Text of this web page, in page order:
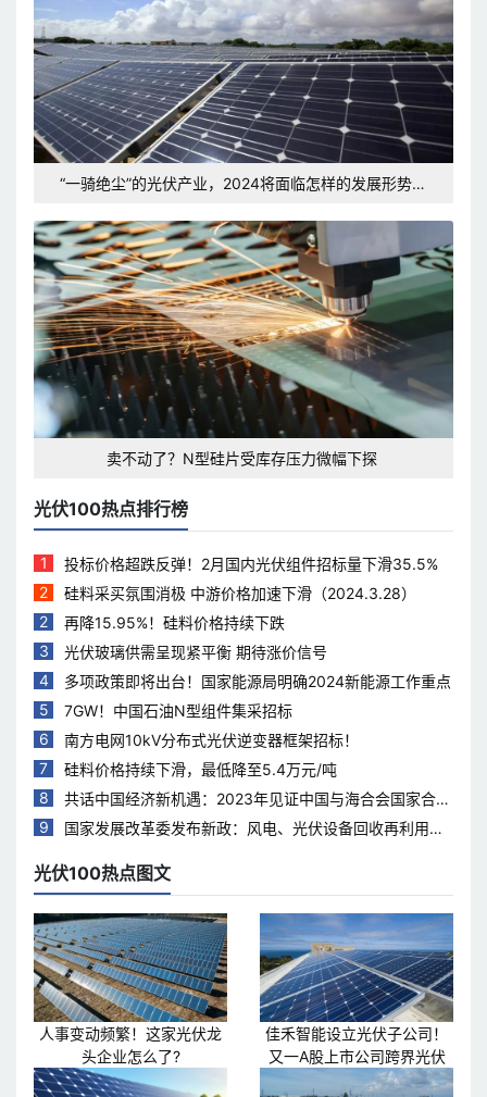
“一骑绝尘”的光伏产业，2024将面临怎样的发展形势和
卖不动了？N型硅片受库存压力微幅下探
光伏100热点排行榜
1
投标价格超跌反弹！2月国内光伏组件招标量下滑35.5%
2
硅料采买氛围消极 中游价格加速下滑（2024.3.28）
2
再降15.95%！硅料价格持续下跌
3
光伏玻璃供需呈现紧平衡 期待涨价信号
4
多项政策即将出台！国家能源局明确2024新能源工作重点
5
7GW！中国石油N型组件集采招标
6
南方电网10kV分布式光伏逆变器框架招标！
7
硅料价格持续下滑，最低降至5.4万元/吨
8
共话中国经济新机遇：2023年见证中国与海合会国家合作
热度持续升温
9
国家发展改革委发布新政：风电、光伏设备回收再利用，
光伏100热点图文
人事变动频繁！这家光伏龙
头企业怎么了?
佳禾智能设立光伏子公司！
又一A股上市公司跨界光伏